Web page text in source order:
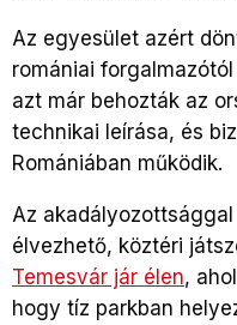
Az egyesület azért
romániai
azt már behozták az
technikai leírása, és
Romániában működik.
Az
élvezhető, köztéri
Temesvár jár élen,
hogy tíz parkban